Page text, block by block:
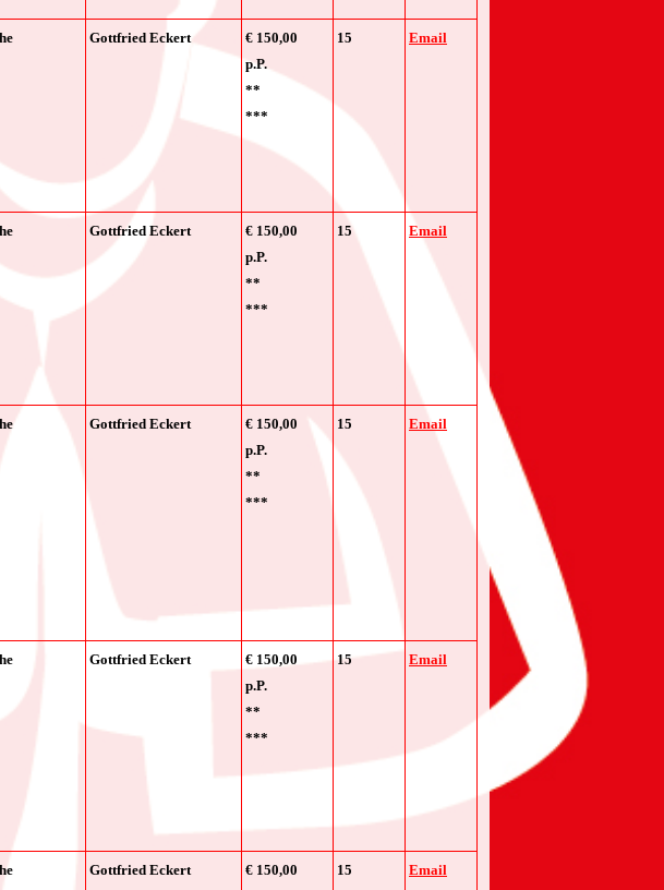
Gottfried Eckert
€ 150,00
p.P.
**
***
15 Email
Gottfried Eckert
€ 150,00
p.P.
**
***
15 Email
Gottfried Eckert
€ 150,00
p.P.
**
***
15 Email
Gottfried Eckert
€ 150,00
p.P.
**
***
15 Email
Gottfried Eckert
€ 150,00
15 Email